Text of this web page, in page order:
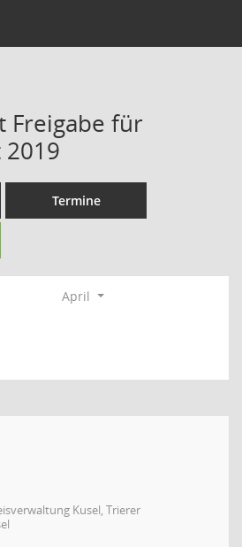
Freigabe für
Termine
April
Kusel, Trierer